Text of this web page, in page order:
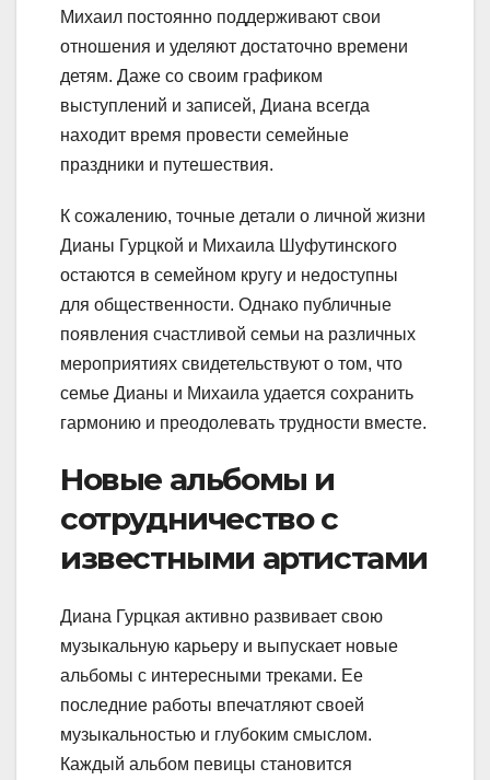
Михаил постоянно поддерживают свои
отношения и уделяют достаточно времени
детям. Даже со своим графиком
выступлений и записей, Диана всегда
находит время провести семейные
праздники и путешествия.
К сожалению, точные детали о личной жизни
Дианы Гурцкой и Михаила Шуфутинского
остаются в семейном кругу и недоступны
для общественности. Однако публичные
появления счастливой семьи на различных
мероприятиях свидетельствуют о том, что
семье Дианы и Михаила удается сохранить
гармонию и преодолевать трудности вместе.
Новые альбомы и
сотрудничество с
известными артистами
Диана Гурцкая активно развивает свою
музыкальную карьеру и выпускает новые
альбомы с интересными треками. Ее
последние работы впечатляют своей
музыкальностью и глубоким смыслом.
Каждый альбом певицы становится